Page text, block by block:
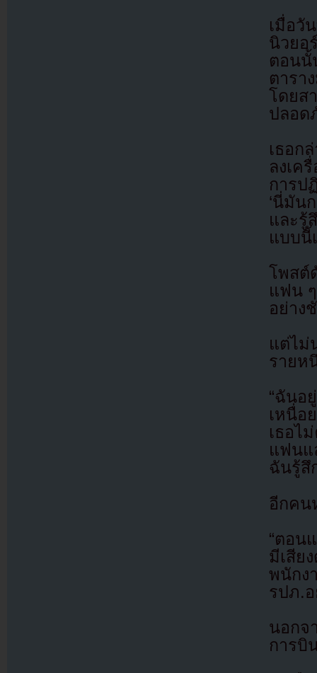
เมื่อวั
นิวยอ
ตอนนั้
ตารา
โดยส
ปลอด
เธอก
ลงเค
การป
‘นี่มัน
และรู้
แบบนี้
โพสต์
แฟน
อย่าง
แต่ไม่
รายห
“ฉันอ
เหนื่อ
เธอไ
แฟนแ
ฉันรู้สึ
อีกคน
“ตอน
มีเสีย
พนักง
รปภ.อ
นอกจ
การบิ